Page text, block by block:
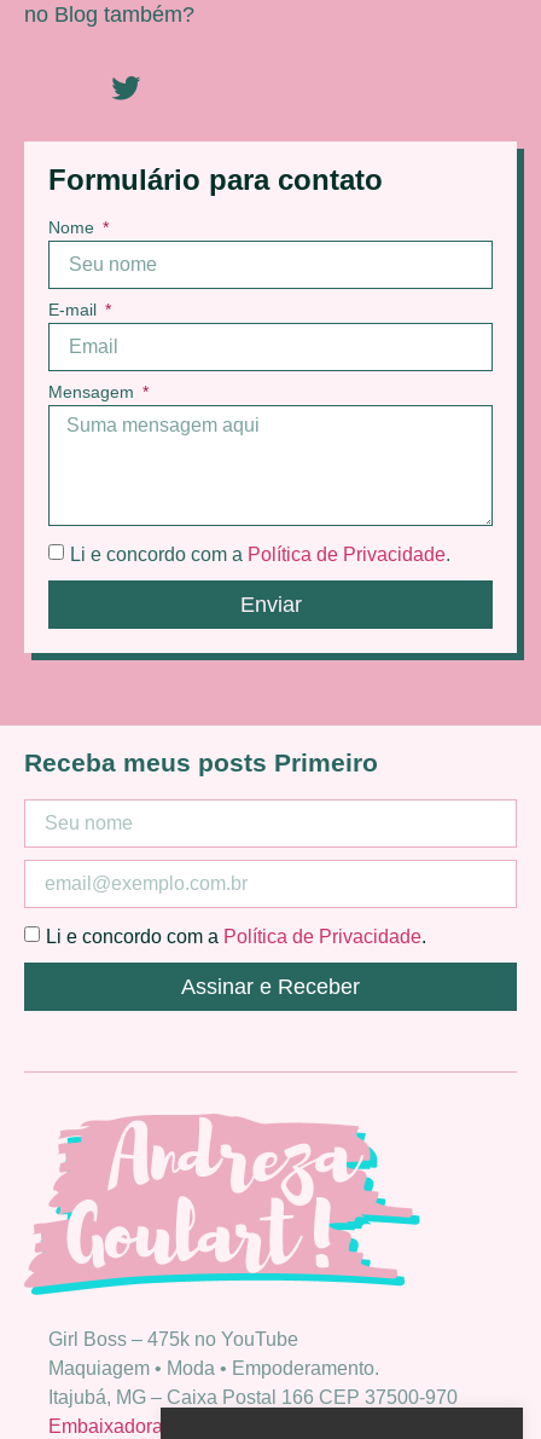
Formulário para contato
Nome
E-mail
Mensagem
Li e concordo com a Política de Privacidade.
Enviar
no Blog também?
Girl Boss – 475k no YouTube
Maquiagem • Moda • Empoderamento.
Itajubá, MG – Caixa Postal 166 CEP 37500-970
Embaixadora Bio Extratus
Receba meus posts Primeiro
Li e concordo com a Política de Privacidade.
Assinar e Receber